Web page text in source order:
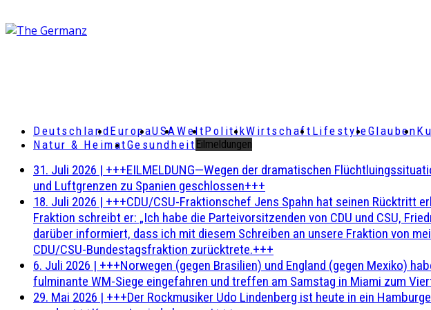
DeutschlandEuropaUSAWeltPolitikWirtschaft LifestyleGlauben
Natur & HeimatGesundheit Eilmeldungen
31. Juli 2026 | +++EILMELDUNG—Wegen der dramatischen
und Luftgrenzen zu Spanien geschlossen+++
18. Juli 2026 | +++CDU/CSU-Fraktionschef Jens Spahn hat seinen Rücktritt
Fraktion schreibt er: „Ich habe die Parteivorsitzenden von CDU und CSU,
darüber informiert, dass ich mit diesem Schreiben an unsere Fraktion von
CDU/CSU-Bundestagsfraktion zurücktrete.+++
6. Juli 2026 | +++Norwegen (gegen Brasilien) und England (gegen Mexiko)
fulminante WM-Siege eingefahren und treffen am Samstag in Miami zum
29. Mai 2026 | +++Der Rockmusiker Udo Lindenberg ist heute in ein